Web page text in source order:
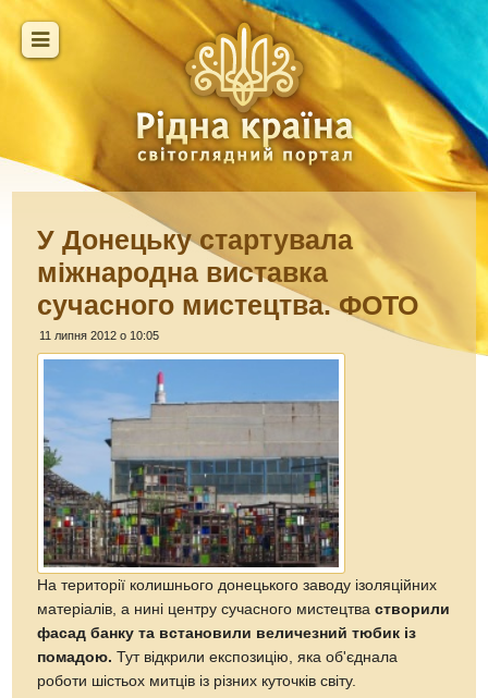
У Донецьку стартувала
міжнародна виставка
сучасного мистецтва. ФОТО
11 липня 2012 о 10:05
На території колишнього донецького заводу ізоляційних
матеріалів, а нині центру сучасного мистецтвастворили
фасад банку та встановили величезний тюбик із
помадою. Тут відкрили експозицію, яка об'єднала
роботи шістьох митців із різних куточків світу.